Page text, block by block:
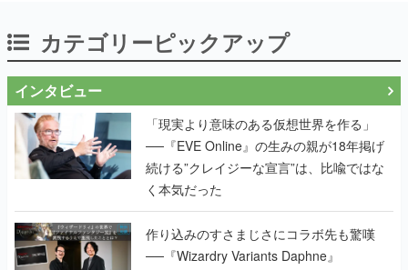
カテゴリーピックアップ
インタビュー
「現実より意味のある仮想世界を作る」
──『EVE Online』の生みの親が18年掲げ
続ける”クレイジーな宣言”は、比喩ではな
く本気だった
作り込みのすさまじさにコラボ先も驚嘆
──『Wizardry Variants Daphne』